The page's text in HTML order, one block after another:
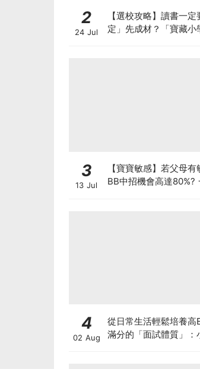
2
24 Jul
【選校攻略】讀書一
定」先成材？「寶藏小
3
13 Jul
【寶寶敏感】若父母
BB中招機會高達80%?
4
02 Aug
從日常生活輕鬆培養高
滿分的「面試體質」：